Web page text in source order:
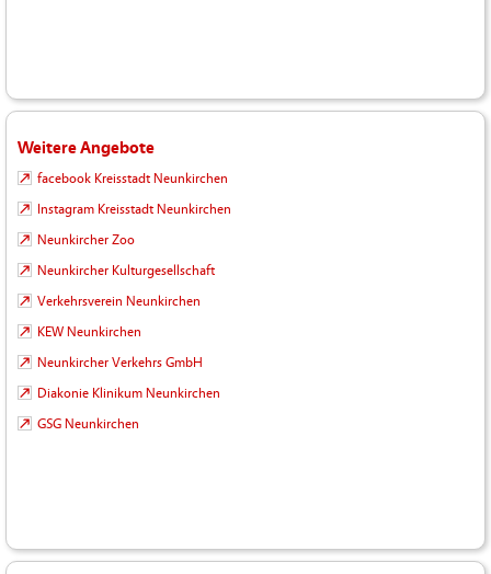
Weitere Angebote
facebook Kreisstadt Neunkirchen
Instagram Kreisstadt Neunkirchen
Neunkircher Zoo
Neunkircher Kulturgesellschaft
Verkehrsverein Neunkirchen
KEW Neunkirchen
Neunkircher Verkehrs GmbH
Diakonie Klinikum Neunkirchen
GSG Neunkirchen